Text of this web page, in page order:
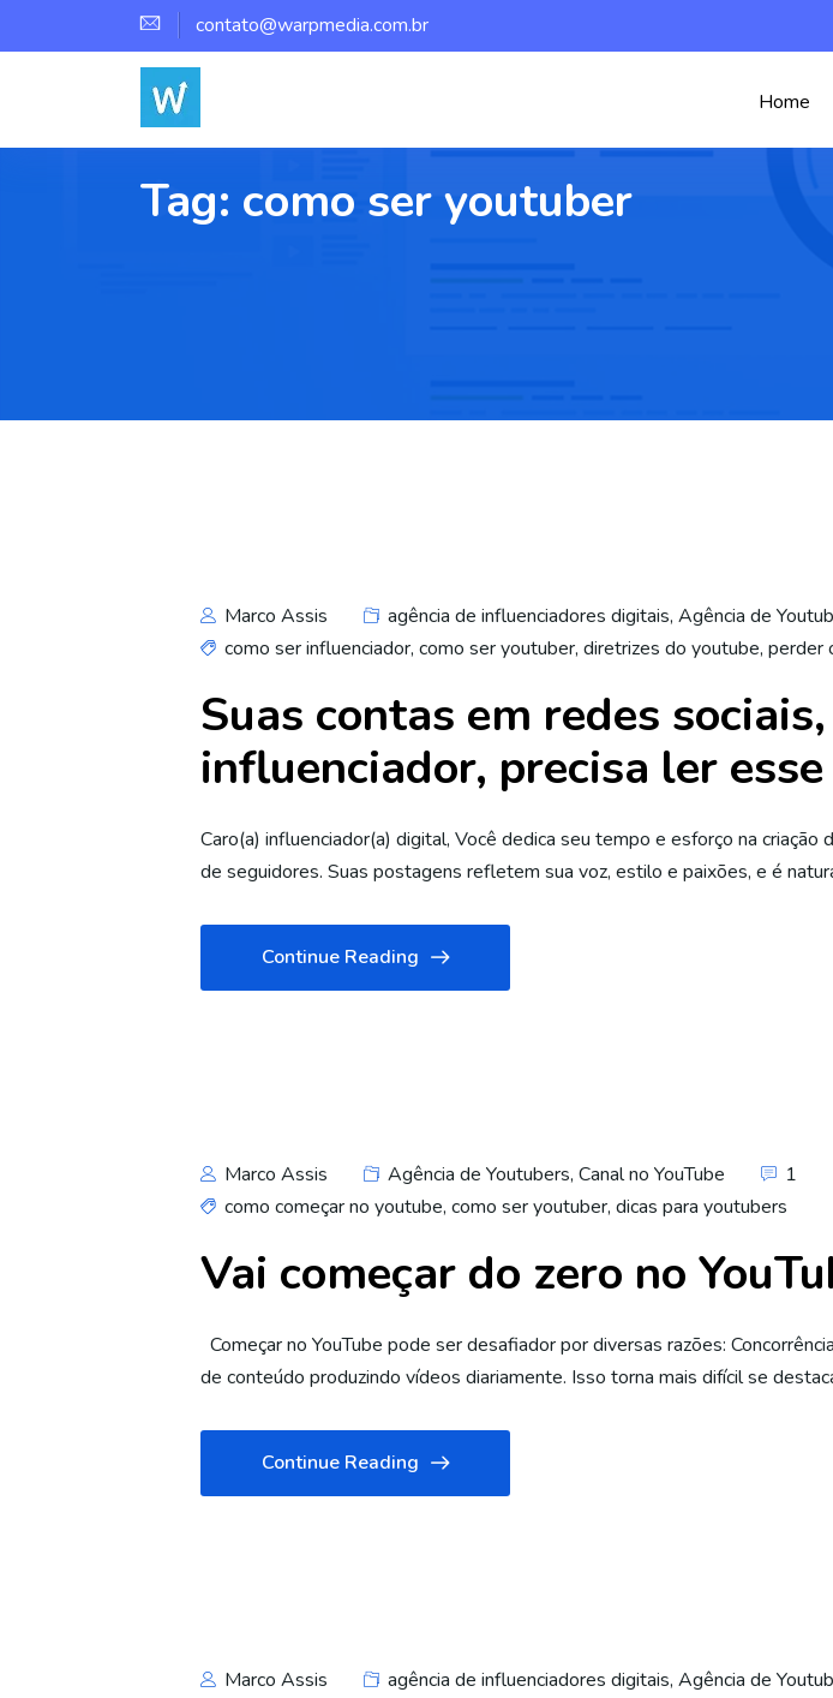
contato@warpmedia.com.br
Home
Tag: como ser youtuber
Marco Assis agência de influenciadores digitais, Agência de
como ser influenciador, como ser youtuber, diretrizes do youtube, perder
Suas contas em redes
influenciador, precisa ler
Caro(a) influenciador(a) digital, Você dedica seu tempo e esforço na
de seguidores. Suas postagens refletem sua voz, estilo e paixões, e é
Continue Reading
Marco Assis Agência de Youtubers, Canal no YouTube 1
como começar no youtube, como ser youtuber, dicas para youtubers
Vai começar do zero no
Começar no YouTube pode ser desafiador por diversas razões:
de conteúdo produzindo vídeos diariamente. Isso torna mais difícil se
Continue Reading
Marco Assis agência de influenciadores digitais, Agência de